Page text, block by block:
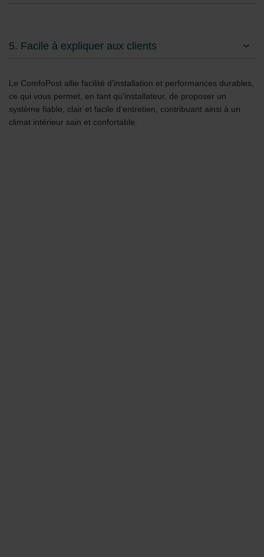
5. Facile à expliquer aux clients
Le ComfoPost allie facilité d'installation et performances durables,
ce qui vous permet, en tant qu'installateur, de proposer un
système fiable, clair et facile d'entretien, contribuant ainsi à un
climat intérieur sain et confortable.